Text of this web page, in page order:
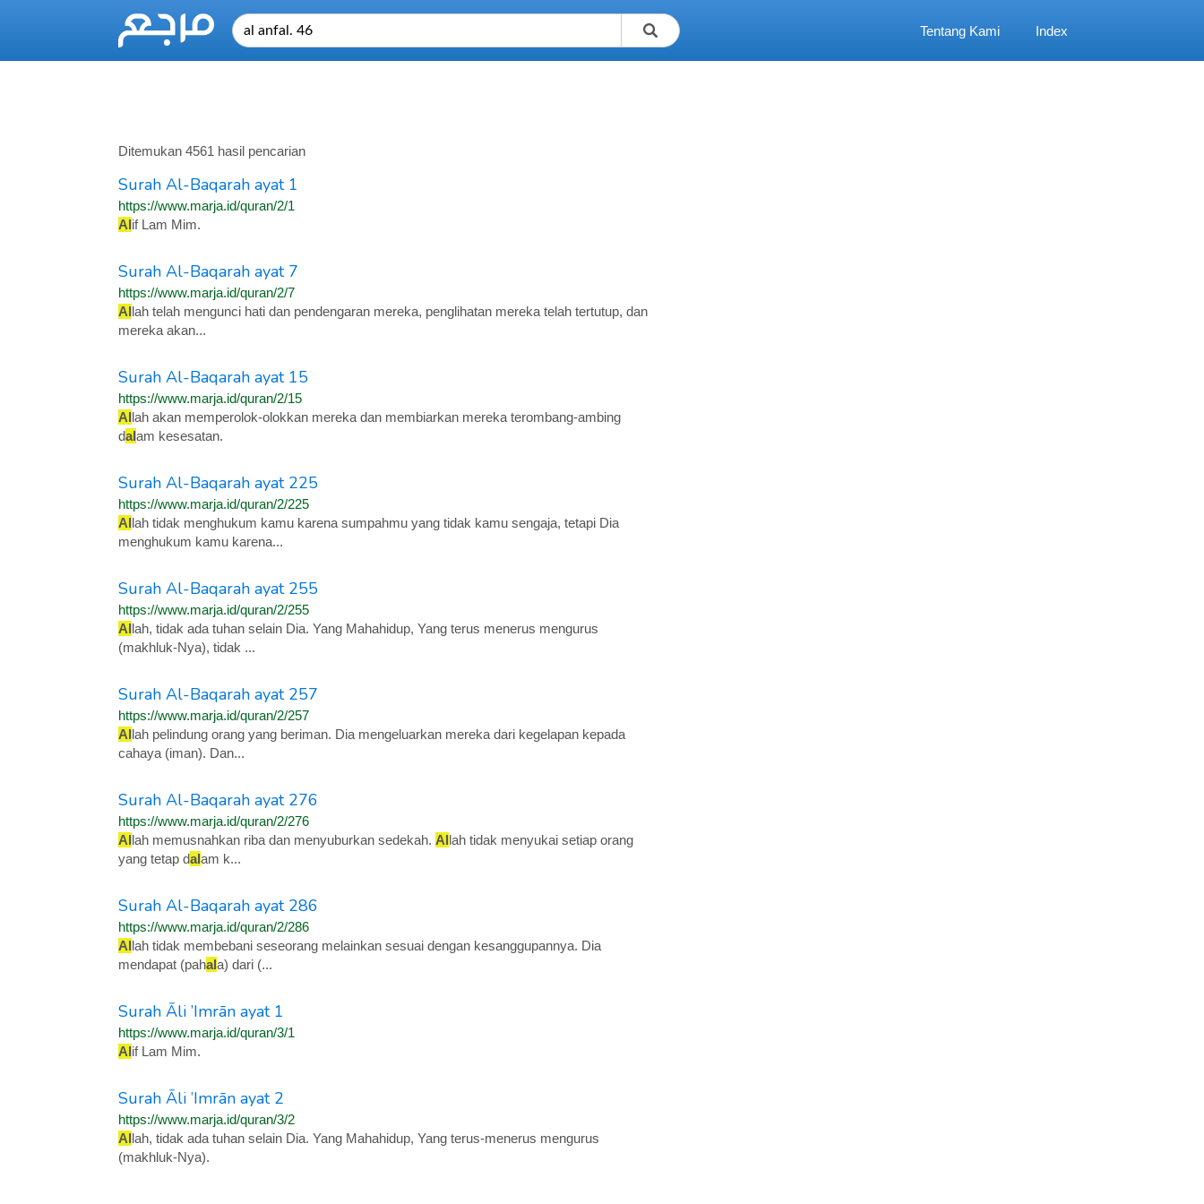
Tentang Kami Index
Ditemukan 4561 hasil pencarian
Surah Al-Baqarah ayat 1
https://www.marja.id/quran/2/1
Alif Lam Mim.
Surah Al-Baqarah ayat 7
https://www.marja.id/quran/2/7
Allah telah mengunci hati dan pendengaran mereka, penglihatan mereka telah tertutup, dan
mereka akan...
Surah Al-Baqarah ayat 15
https://www.marja.id/quran/2/15
Allah akan memperolok-olokkan mereka dan membiarkan mereka terombang-ambing
dalam kesesatan.
Surah Al-Baqarah ayat 225
https://www.marja.id/quran/2/225
Allah tidak menghukum kamu karena sumpahmu yang tidak kamu sengaja, tetapi Dia
menghukum kamu karena...
Surah Al-Baqarah ayat 255
https://www.marja.id/quran/2/255
Allah, tidak ada tuhan selain Dia. Yang Mahahidup, Yang terus menerus mengurus
(makhluk-Nya), tidak ...
Surah Al-Baqarah ayat 257
https://www.marja.id/quran/2/257
Allah pelindung orang yang beriman. Dia mengeluarkan mereka dari kegelapan kepada
cahaya (iman). Dan...
Surah Al-Baqarah ayat 276
https://www.marja.id/quran/2/276
Allah memusnahkan riba dan menyuburkan sedekah. Allah tidak menyukai setiap orang
yang tetap dalam k...
Surah Al-Baqarah ayat 286
https://www.marja.id/quran/2/286
Allah tidak membebani seseorang melainkan sesuai dengan kesanggupannya. Dia
mendapat (pahala) dari (...
Surah Āli ’Imrān ayat 1
https://www.marja.id/quran/3/1
Alif Lam Mim.
Surah Āli ’Imrān ayat 2
https://www.marja.id/quran/3/2
Allah, tidak ada tuhan selain Dia. Yang Mahahidup, Yang terus-menerus mengurus
(makhluk-Nya).